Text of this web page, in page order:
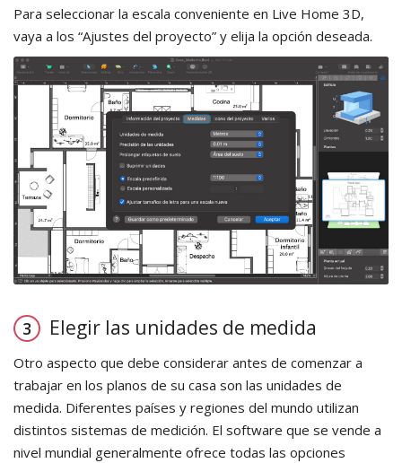
Para seleccionar la escala conveniente en Live Home 3D,
vaya a los “Ajustes del proyecto” y elija la opción deseada.
Elegir las unidades de medida
Otro aspecto que debe considerar antes de comenzar a
trabajar en los planos de su casa son las unidades de
medida. Diferentes países y regiones del mundo utilizan
distintos sistemas de medición. El software que se vende a
nivel mundial generalmente ofrece todas las opciones